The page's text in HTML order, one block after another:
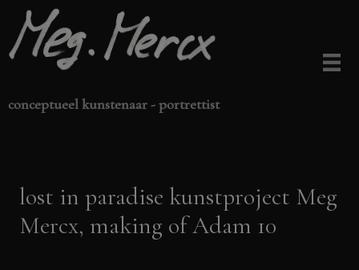
naar
de
conceptueel kunstenaar - portrettist
lost in paradise kunstproject Meg
Mercx, making of Adam 10